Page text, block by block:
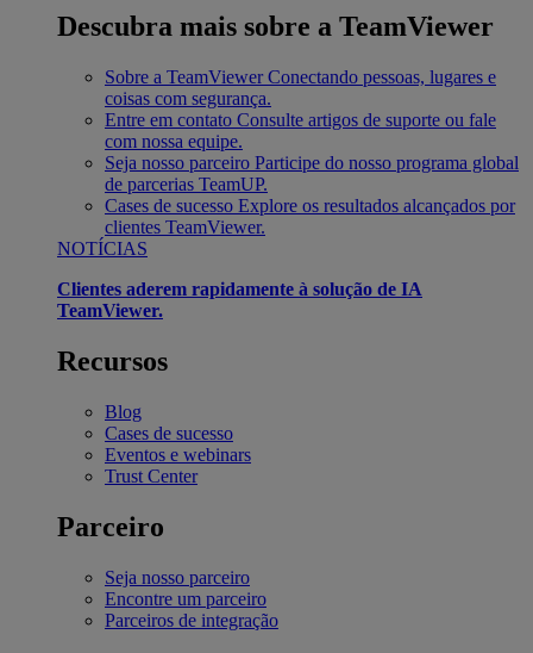
Descubra mais sobre a TeamViewer
Sobre a TeamViewer Conectando pessoas, lugares e
coisas com segurança.
Entre em contato Consulte artigos de suporte ou fale
com nossa equipe.
Seja nosso parceiro Participe do nosso programa global
de parcerias TeamUP.
Cases de sucesso Explore os resultados alcançados por
clientes TeamViewer.
NOTÍCIAS
Clientes aderem rapidamente à solução de IA
TeamViewer.
Recursos
Blog
Cases de sucesso
Eventos e webinars
Trust Center
Parceiro
Seja nosso parceiro
Encontre um parceiro
Parceiros de integração